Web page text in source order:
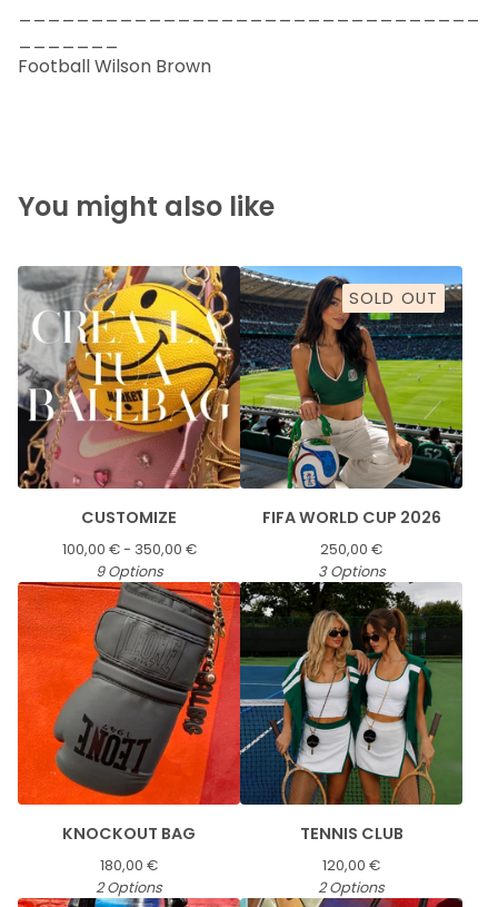
Football Wilson Brown
You might also like
CUSTOMIZE
100,00 €- 350,00 €
9 Options
SOLD OUT
FIFA WORLD CUP 2026
250,00 €
3 Options
KNOCKOUT BAG
180,00 €
2 Options
TENNIS CLUB
120,00 €
2 Options